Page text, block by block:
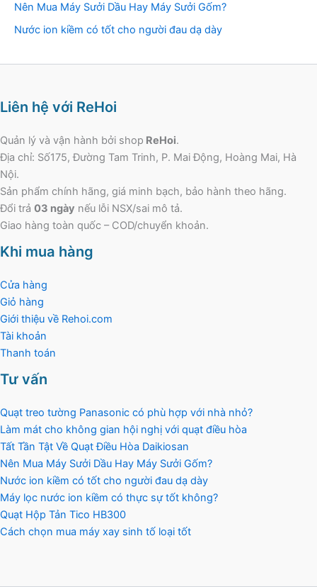
Nên Mua Máy Sưởi Dầu Hay Máy Sưởi Gốm?
Nước ion kiềm có tốt cho người đau dạ dày
Liên hệ với ReHoi
Quản lý và vận hành bởi shop ReHoi.
Địa chỉ: Số175, Đường Tam Trinh, P. Mai Động, Hoàng Mai, Hà
Nội.
Sản phẩm chính hãng, giá minh bạch, bảo hành theo hãng.
Đổi trả 03 ngày nếu lỗi NSX/sai mô tả.
Giao hàng toàn quốc – COD/chuyển khoản.
Khi mua hàng
Cửa hàng
Giỏ hàng
Giới thiệu về Rehoi.com
Tài khoản
Thanh toán
Tư vấn
Quạt treo tường Panasonic có phù hợp với nhà nhỏ?
Làm mát cho không gian hội nghị với quạt điều hòa
Tất Tần Tật Về Quạt Điều Hòa Daikiosan
Nên Mua Máy Sưởi Dầu Hay Máy Sưởi Gốm?
Nước ion kiềm có tốt cho người đau dạ dày
Máy lọc nước ion kiềm có thực sự tốt không?
Quạt Hộp Tản Tico HB300
Cách chọn mua máy xay sinh tố loại tốt